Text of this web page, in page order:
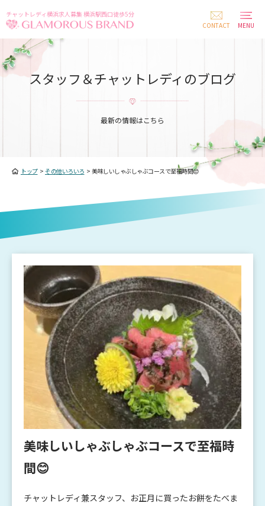
チャットレディ横浜求人募集 横浜駅西口徒歩5分
CONTACT
MENU
スタッフ＆チャットレディのブログ
最新の情報はこちら
トップ> その他いろいろ > 美味しいしゃぶしゃぶコースで至福時間😊
美味しいしゃぶしゃぶコースで至福時
間😊
チャットレディ兼スタッフ、お正月に買ったお餅をたべま